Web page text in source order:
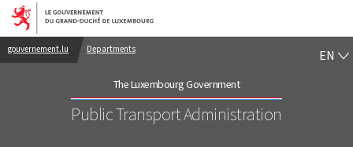
Go to main navigation
Go to content
gouvernement.lu Departments
The Luxembourg Government
Public Transport Administration
EN